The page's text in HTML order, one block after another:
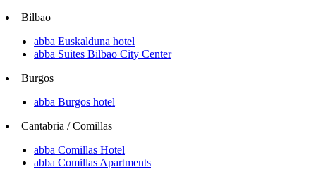
Bilbao
abba Euskalduna hotel
abba Suites Bilbao City Center
Burgos
abba Burgos hotel
Cantabria / Comillas
abba Comillas Hotel
abba Comillas Apartments